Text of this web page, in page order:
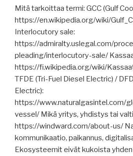
ajaksi,
Rajavartiolaitos
uusii
HKC-
hyväksyntä
luotsi-
ja
majakkapaikan
säilyttämisestä.”
Mitä tarkoittaa termi: GCC (Gulf
https://en.wikipedia.org/wiki/
Interlocutory sale:
https://admiralty.uslegal.com/
pleading/interlocutory-sale/
https://fi.wikipedia.org/wiki/
TFDE (Tri-Fuel Diesel Electric) /
Electric):
https://www.naturalgasintel.com/
vessel/ Mikä yritys, yhdistys tai
https://windward.com/about-us/
kommunikaatio, paikannus,
Ekosysteemit eivät kukoista